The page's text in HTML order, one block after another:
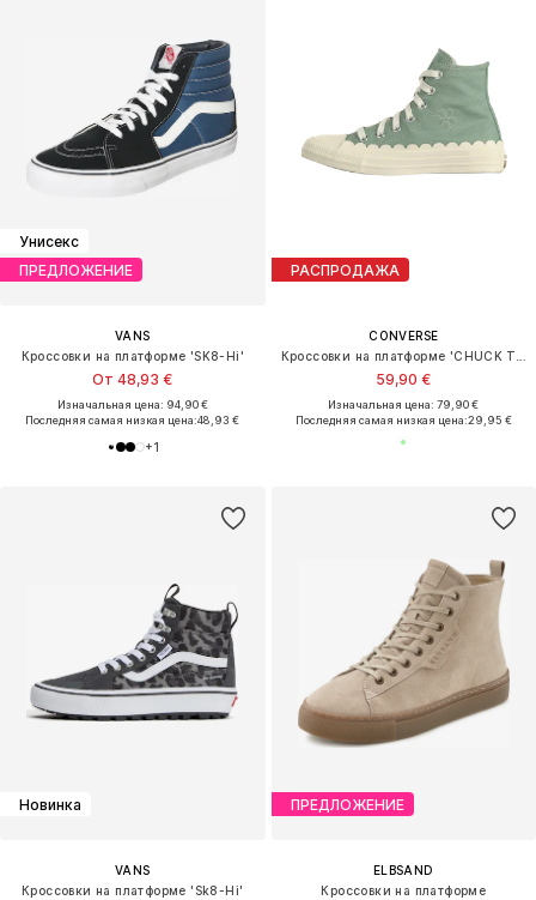
Унисекс
ПРЕДЛОЖЕНИЕ
VANS
Кроссовки на платформе 'SK8-Hi'
От 48,93 €
Изначальная цена: 94,90 €
Последняя самая низкая цена:48,93 €
+1
РАСПРОДАЖА
CONVERSE
59,90 €
Изначальная цена: 79,90 €
Последняя самая низкая цена:29,95 €
Новинка
VANS
Кроссовки на платформе 'Sk8-Hi'
ПРЕДЛОЖЕНИЕ
ELBSAND
Кроссовки на платформе